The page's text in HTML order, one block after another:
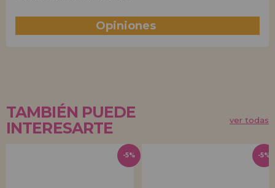
Opiniones
TAMBIÉN PUEDE
INTERESARTE
ver todas
-5% -5%